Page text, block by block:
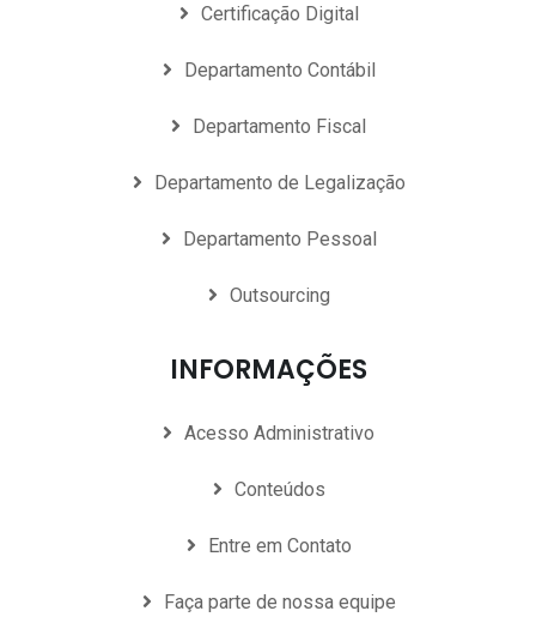
Certificação Digital
Departamento Contábil
Departamento Fiscal
Departamento de Legalização
Departamento Pessoal
Outsourcing
INFORMAÇÕES
Acesso Administrativo
Conteúdos
Entre em Contato
Faça parte de nossa equipe